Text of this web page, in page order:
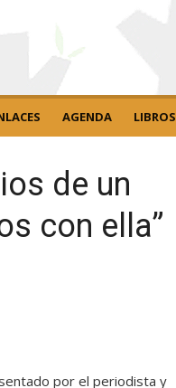
AGENDA LIBROS
de un
con ella”
por el periodista y